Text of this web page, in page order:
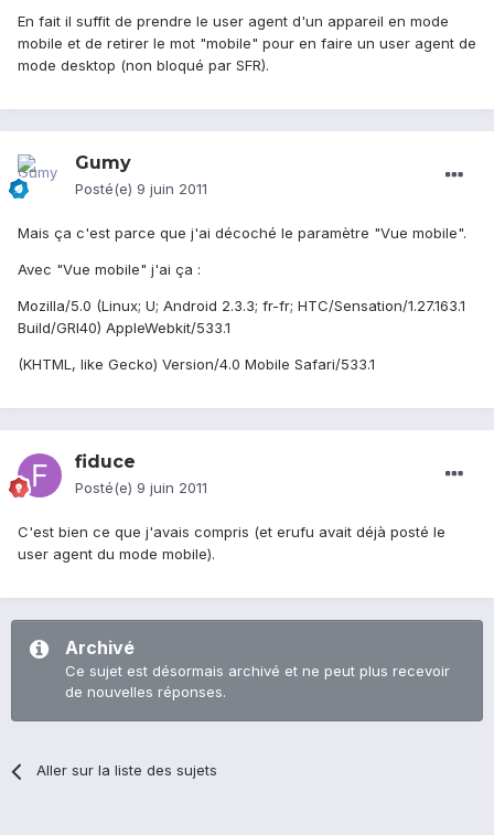
En fait il suffit de prendre le user agent d'un appareil en mode
mobile et de retirer le mot "mobile" pour en faire un user agent de
mode desktop (non bloqué par SFR).
Gumy
Posté(e) 9 juin 2011
Mais ça c'est parce que j'ai décoché le paramètre "Vue mobile".
Avec "Vue mobile" j'ai ça :
Mozilla/5.0 (Linux; U; Android 2.3.3; fr-fr; HTC/Sensation/1.27.163.1
Build/GRI40) AppleWebkit/533.1
(KHTML, like Gecko) Version/4.0 Mobile Safari/533.1
fiduce
Posté(e) 9 juin 2011
C'est bien ce que j'avais compris (et erufu avait déjà posté le
user agent du mode mobile).
Archivé
Ce sujet est désormais archivé et ne peut plus recevoir
de nouvelles réponses.
Aller sur la liste des sujets